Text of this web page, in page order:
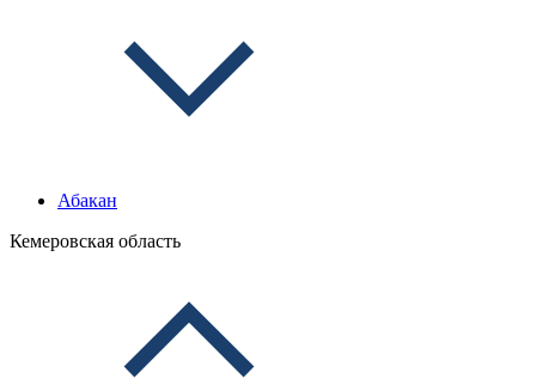
Абакан
Кемеровская область